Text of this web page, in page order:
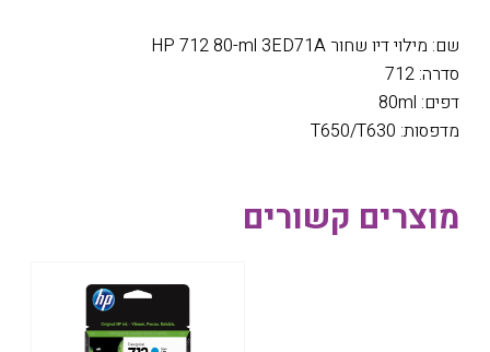
שם: מילוי דיו שחור HP 712 80-ml 3ED71A
סדרה: 712
דפים: 80ml
מדפסות: T650/T630
מוצרים קשורים